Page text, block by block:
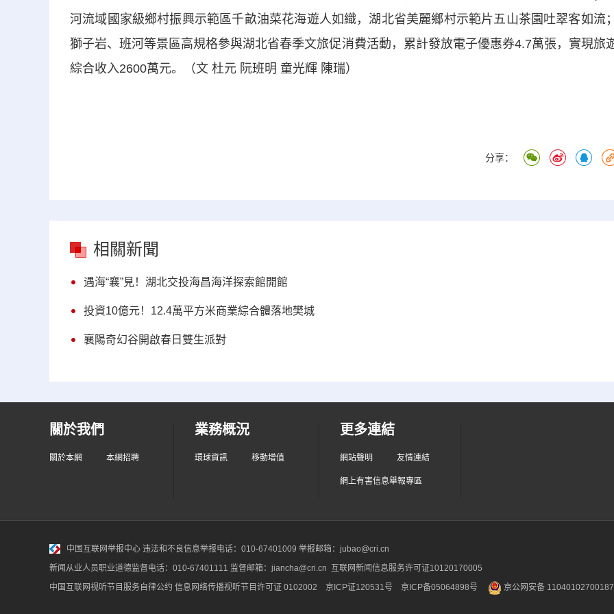
河流域國家級鄉村振興示範區千畝油菜花海遊人如織，湖北省美麗鄉村示範片五山茶園吐翠客如流
獅子岩、班河等景區高規格參與湖北省春季文旅促消費活動，累計發放電子優惠券4.7萬張，實現旅
綜合收入2600萬元。（文 杜元 阮班明 童光輝 陳瑞）
分享：
相關新聞
遇海“襄”見！湖北交投海昌海洋探索館開館
投資10億元！12.4萬平方米商業綜合體落地樊城
襄陽奇幻谷開啟春日雙生派對
關於我們
關於本網 本網招聘
業務概況
環球資訊 移動增值
更多連結
網站聲明 友情連結
網上有害信息舉報專區
中国互联网举报中心 违法和不良信息举报电话：010-67401009 举报邮箱：jubao@cri.cn
新闻从业人员职业道德监督电话：010-67401111 监督邮箱：jiancha@cri.cn 互联网新闻信息服务许可证10120170005
中国互联网视听节目服务自律公约 信息网络传播视听节目许可证 0102002 京ICP证120531号 京ICP备05064898号 京公网安备